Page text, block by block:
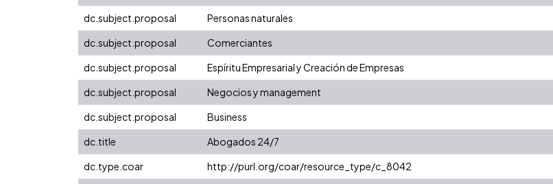
dc.subject.proposal
Personas naturales
dc.subject.proposal
Comerciantes
dc.subject.proposal
Espíritu Empresarial y Creación de Empresas
dc.subject.proposal
Negocios y management
dc.subject.proposal
Business
dc.title
Abogados 24/7
dc.type.coar
http://purl.org/coar/resource_type/c_8042